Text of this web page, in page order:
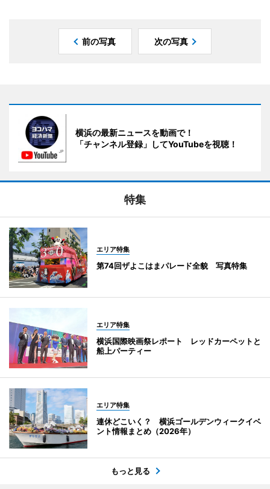
前の写真 次の写真
横浜の最新ニュースを動画で！
「チャンネル登録」してYouTubeを視聴！
特集
エリア特集
第74回ザよこはまパレード全貌 写真特集
エリア特集
横浜国際映画祭レポート レッドカーペットと
船上パーティー
エリア特集
連休どこいく？ 横浜ゴールデンウィークイベ
ント情報まとめ（2026年）
もっと見る